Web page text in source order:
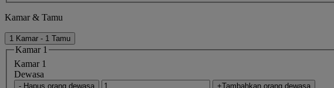
Kamar & Tamu
1 Kamar - 1 Tamu
Kamar 1
Kamar 1
Dewasa
- Hapus orang dewasa +Tambahkan orang dewasa